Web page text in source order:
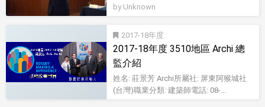
by Unknown
2017-18
2017-18年度 3510地區 Archi 總
監介紹
姓名: 莊景芳 Archi所屬社: 屏東阿猴城社
(台灣)職業分類: 建築師電話: 08-...